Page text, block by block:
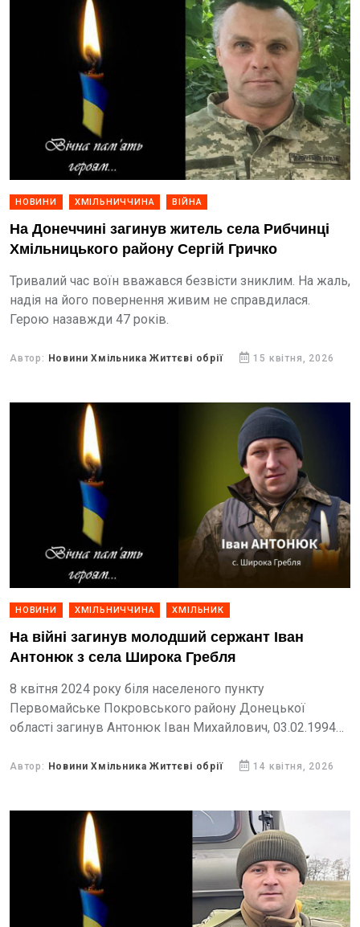
НОВИНИ ХМІЛЬНИЧЧИНА ВІЙНА
На Донеччині загинув житель села Рибчинці
Хмільницького району Сергій Гричко
Тривалий час воїн вважався безвісти зниклим. На жаль,
надія на його повернення живим не справдилася.
Герою назавжди 47 років.
Автор: Новини Хмільника Життєві обрії 15 квітня, 2026
НОВИНИ ХМІЛЬНИЧЧИНА ХМІЛЬНИК
На війні загинув молодший сержант Іван
Антонюк з села Широка Гребля
8 квітня 2024 року біля населеного пункту
Первомайське Покровського району Донецької
області загинув Антонюк Іван Михайлович, 03.02.1994
(вважався зниклим безвісти) - повідомляє
Автор: Новини Хмільника Життєві обрії 14 квітня, 2026